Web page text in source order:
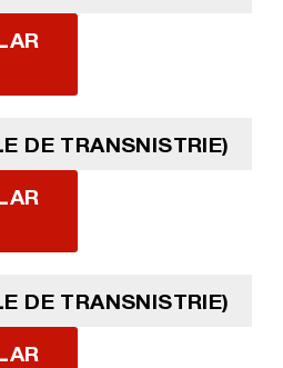
DE TRANSNISTRIE)
DE TRANSNISTRIE)